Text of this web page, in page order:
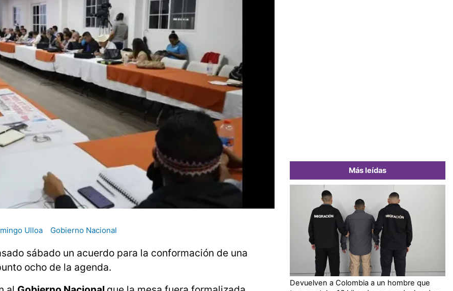
Ulloa Gobierno Nacional
sábado un acuerdo para la conformación de una
ocho de la agenda.
Más leídas
Devuelven a Colombia a un hombre que